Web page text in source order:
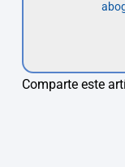
Comparte este